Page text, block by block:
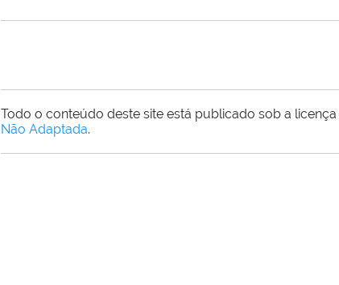
Todo o conteúdo deste site está publicado sob a licença
Não Adaptada.